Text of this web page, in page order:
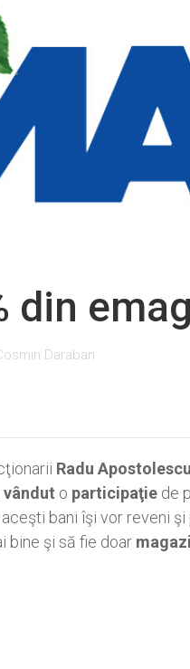
din
Daraban
Radu Apostolescu
vândut o participaţie de
aceşti bani îşi vor reveni
bine şi să fie doar